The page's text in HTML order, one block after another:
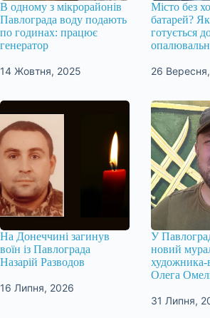
В одному з мікрорайонів
Павлограда воду подають
по годинах: працює
генератор
14 Жовтня, 2025
Місто без
батарей?
готується
26
На Донеччині загинув
воїн із Павлограда
Назарій Разводов
16 Липня, 2026
У
новий
художника-
Олега
31 Липня,